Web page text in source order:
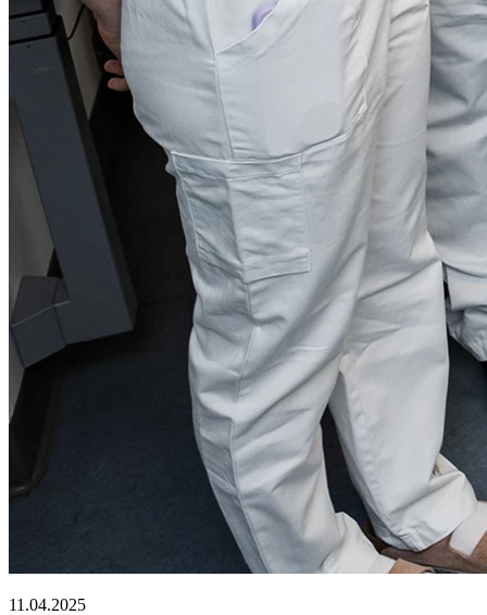
11.04.2025